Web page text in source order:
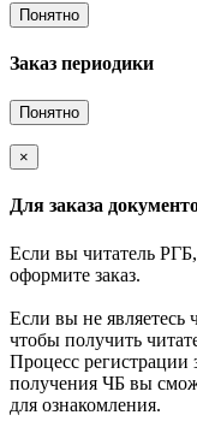
Понятно
Заказ периодики
Понятно
×
Для заказа
Если вы читатель РГБ,
оформите заказ.
Если вы не являетесь
чтобы получить
Процесс
получения ЧБ вы
для ознакомления.